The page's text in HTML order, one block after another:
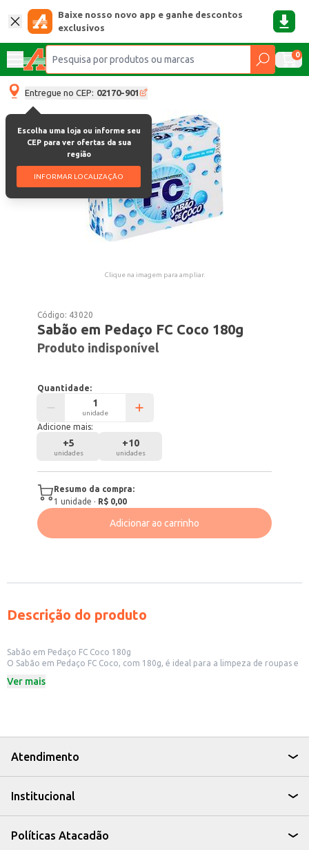
Baixe nosso novo app e ganhe descontos
exclusivos
0
Entregue no CEP: 02170-901
Escolha uma loja ou informe seu
CEP para ver ofertas da sua
região
INFORMAR LOCALIZAÇÃO
Clique na imagem para ampliar.
Código: 43020
Sabão em Pedaço FC Coco 180g
Produto indisponível
Quantidade:
unidade
Adicione mais:
+5
unidades
+10
unidades
Resumo da compra:
1 unidade · R$ 0,00
Adicionar ao carrinho
Descrição do produto
Sabão em Pedaço FC Coco 180g
O Sabão em Pedaço FC Coco, com 180g, é ideal para a limpeza de roupas e
para quem busca um produto eficaz na remoção de sujeiras e manchas.
Indicado para uso doméstico e para quem busca um produto de limpeza
tradicional e eficiente.
O Sabão em Pedaço FC Coco é uma opção prática e versátil para o cuidado
Ver mais
Atendimento
Institucional
Políticas Atacadão